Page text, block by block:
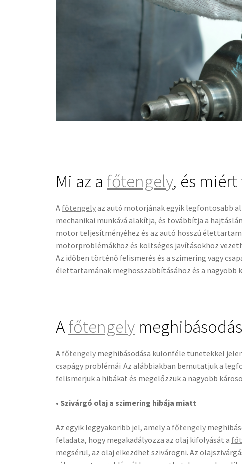
Mi az a főtengely, és
A főtengelyaz autó motorjának egyik legfontosabb
mechanikai munkává alakítja, és továbbítja a
motor teljesítményéhez és az autó hosszú
motorproblémákhoz és költséges javításokhoz
Az időben történő felismerés és a szimering vagy
élettartamának meghosszabbításához és a nagyobb
Afőtengely
A főtengely meghibásodása különféle tünetekkel
csapágy problémái. Az alábbiakban bemutatjuk a
felismerjük a hibákat és megelőzzük a nagyobb
• Szivárgó olaj a szimering hibája miatt
Az egyik leggyakoribb jel, amely a főtengely
feladata, hogy megakadályozza az olaj kifolyását a
megsérül, az olaj elkezdhet szivárogni. Az